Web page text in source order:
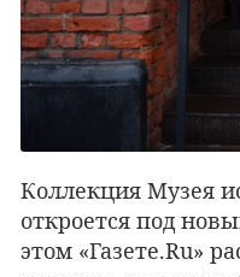
Коллекция Музея
откроется под
этом «Газете.Ru»